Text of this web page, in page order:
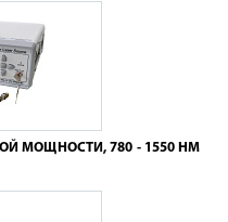
МОЩНОСТИ, 780 - 1550 НМ